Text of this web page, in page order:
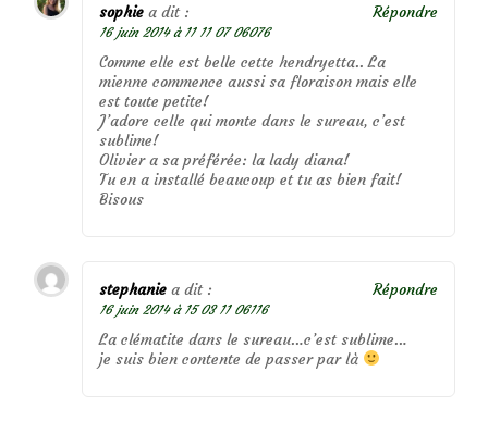
sophie a dit :
16 juin 2014 à 11 11 07 06076
Comme elle est belle cette hendryetta.. La
mienne commence aussi sa floraison mais elle
est toute petite!
J’adore celle qui monte dans le sureau, c’est
sublime!
Olivier a sa préférée: la lady diana!
Tu en a installé beaucoup et tu as bien fait!
Bisous
Répondre
stephanie a dit :
16 juin 2014 à 15 03 11 06116
La clématite dans le sureau…c’est sublime…
je suis bien contente de passer par là
Répondre